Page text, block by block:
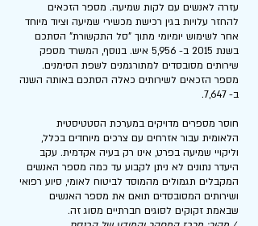
עזרה לאנשים עם לקות שמיעה. מספר הזכאים
להחזר עלויות בגין רכישת מכשירי שמיעה וציוד מיוחד
אחר לשימוש יומיומי מתוך "סל התקשורת" הסתכם
בשנת 2015 ב- 5,956 איש. בנוסף, המשרד מספק
שירותים מסובסדים למתורגמנים לשפת הסימנים.
מספר הזכאים לשירותים כאלה הסתכם באותה השנה
ב- 7,647.
חוסר מספרים מדויקים במערכת הסטטיסטית
הלאומית עבור אזרחים עם צרכים מיוחדים בכלל,
וליקויי שמיעה בפרט, אינו רק בעיה אקדמית. עקב
היעדר נתונים לא ניתן לקבוע עד כמה מספר האנשים
המקבלים תגמולים מהמוסד לביטוח לאומי, סיוע רפואי
ושירותים המסובסדים תואם את מספר האנשים
שבאמת זקוקים לסוגים חברתיים מסוג זה.